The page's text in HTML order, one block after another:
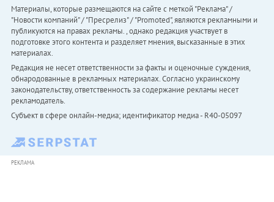
Материалы, которые размещаются на сайте с меткой "Реклама" /
"Новости компаний" / "Пресрелиз" / "Promoted", являются рекламными и
публикуются на правах рекламы. , однако редакция участвует в
подготовке этого контента и разделяет мнения, высказанные в этих
материалах.
Редакция не несет ответственности за факты и оценочные суждения,
обнародованные в рекламных материалах. Согласно украинскому
законодательству, ответственность за содержание рекламы несет
рекламодатель.
Субъект в сфере онлайн-медиа; идентификатор медиа - R40-05097
РЕКЛАМА